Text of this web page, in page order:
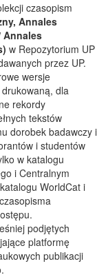
czasopism
Annales
Annales
w Repozytorium UP
przez UP.
wersje
dla
rekordy
tekstów
dorobek badawczy i
i studentów
w katalogu
i Centralnym
WorldCat i
podjętych
platformę
publikacji